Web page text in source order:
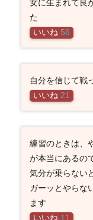
女に生まれて良
た
いいね 56
自分を信じて戦
いいね 21
練習のときは、
が本当にあるの
気分が乗らない
ガーッとやらな
ます
いいね 11